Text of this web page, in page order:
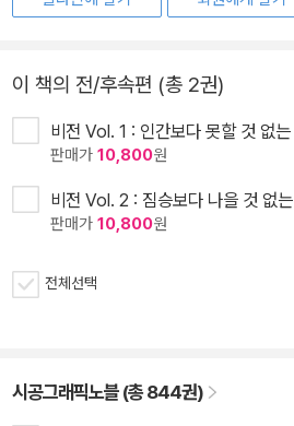
이 책의 전/후속편 (총 2권)
비전 Vol. 1 : 인간보다 못할 것 없는
판매가 10,800원
비전 Vol. 2 : 짐승보다 나을 것 없는
판매가 10,800원
전체선택
시공그래픽노블 (총 844권)